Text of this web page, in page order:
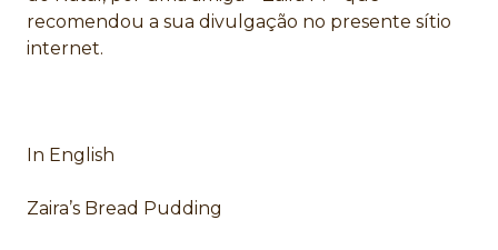
recomendou a sua divulgação no presente sítio
internet.
In English
Zaira’s Bread Pudding